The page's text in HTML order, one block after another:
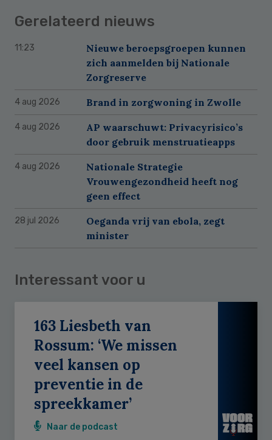
Gerelateerd nieuws
11:23
Nieuwe beroepsgroepen kunnen
zich aanmelden bij Nationale
Zorgreserve
4 aug 2026 Brand in zorgwoning in Zwolle
4 aug 2026
AP waarschuwt: Privacyrisico’s
door gebruik menstruatieapps
4 aug 2026
Nationale Strategie
Vrouwengezondheid heeft nog
geen effect
28 jul 2026
Oeganda vrij van ebola, zegt
minister
Interessant voor u
163 Liesbeth van
Rossum: ‘We missen
veel kansen op
preventie in de
spreekkamer’
Naar de podcast